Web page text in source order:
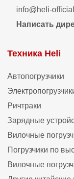
info@heli-
Написать
Техника Heli
Автопогрузчики
Ричтраки
Зарядные
Вилочные
Погрузчики по
Вилочные